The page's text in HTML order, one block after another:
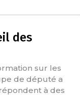
des
sur les
de député a
à des